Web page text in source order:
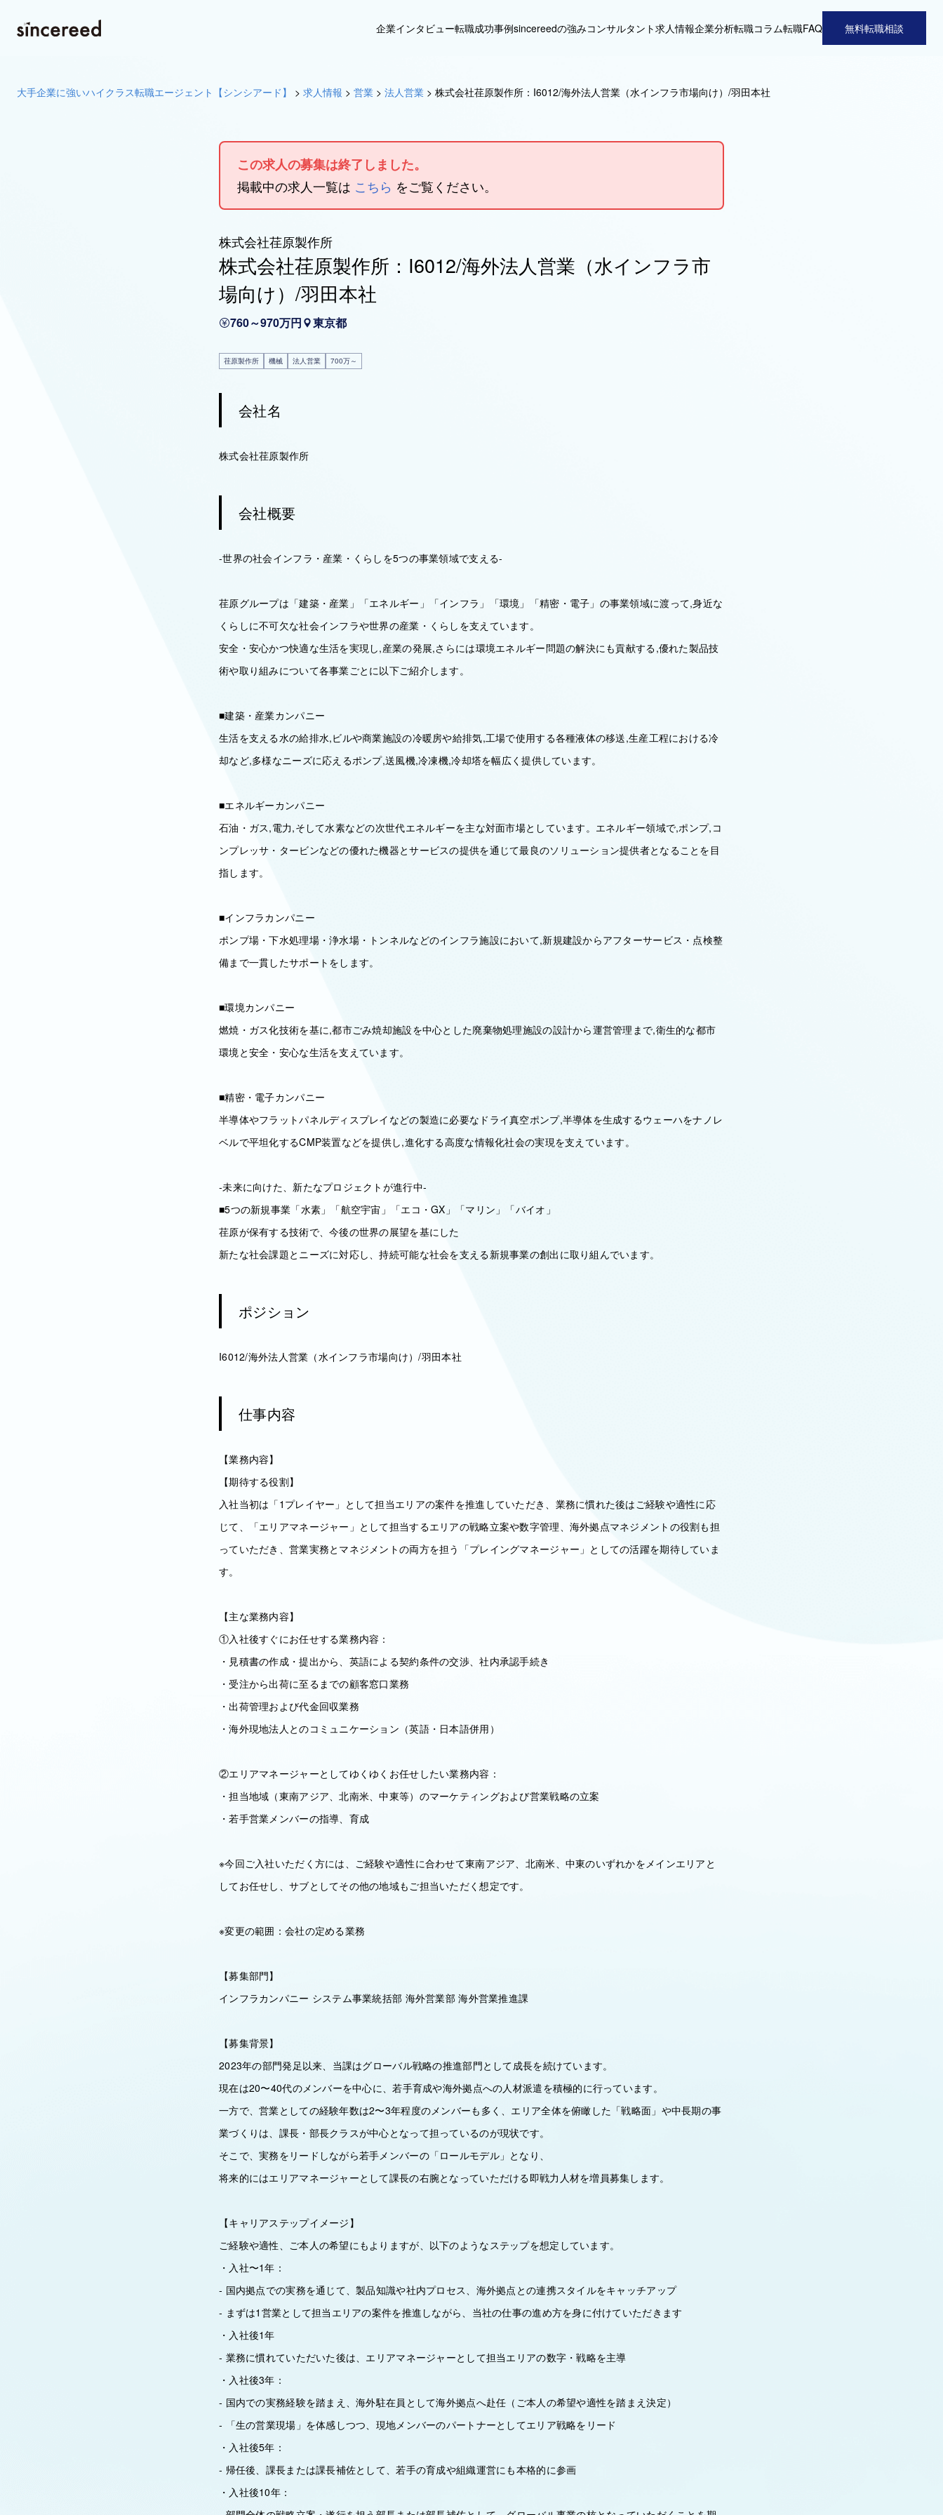
企業インタビュー転職成功事例sincereedの強みコンサルタント求人情報企業分析転職コラム転職FAQ 無料転職相談
大手企業に強いハイクラス転職エージェント【シンシアード】 > 求人情報 > 営業 > 法人営業 > 株式会社荏原製作所：I6012/海外法人営業（水インフラ市場向け）/羽田本社
この求人の募集は終了しました。
掲載中の求人一覧は こちら をご覧ください。
株式会社荏原製作所
株式会社荏原製作所：I6012/海外法人営業（水インフラ市
場向け）/羽田本社
760～970万円 東京都
荏原製作所 機械 法人営業 700万～
会社名
株式会社荏原製作所
会社概要
-世界の社会インフラ・産業・くらしを5つの事業領域で支える-
荏原グループは「建築・産業」「エネルギー」「インフラ」「環境」「精密・電子」の事業領域に渡って,身近な
くらしに不可欠な社会インフラや世界の産業・くらしを支えています。
安全・安心かつ快適な生活を実現し,産業の発展,さらには環境エネルギー問題の解決にも貢献する,優れた製品技
術や取り組みについて各事業ごとに以下ご紹介します。
■建築・産業カンパニー
生活を支える水の給排水,ビルや商業施設の冷暖房や給排気,工場で使用する各種液体の移送,生産工程における冷
却など,多様なニーズに応えるポンプ,送風機,冷凍機,冷却塔を幅広く提供しています。
■エネルギーカンパニー
石油・ガス,電力,そして水素などの次世代エネルギーを主な対面市場としています。エネルギー領域で,ポンプ,コ
ンプレッサ・タービンなどの優れた機器とサービスの提供を通じて最良のソリューション提供者となることを目
指します。
■インフラカンパニー
ポンプ場・下水処理場・浄水場・トンネルなどのインフラ施設において,新規建設からアフターサービス・点検整
備まで一貫したサポートをします。
■環境カンパニー
燃焼・ガス化技術を基に,都市ごみ焼却施設を中心とした廃棄物処理施設の設計から運営管理まで,衛生的な都市
環境と安全・安心な生活を支えています。
■精密・電子カンパニー
半導体やフラットパネルディスプレイなどの製造に必要なドライ真空ポンプ,半導体を生成するウェーハをナノレ
ベルで平坦化するCMP装置などを提供し,進化する高度な情報化社会の実現を支えています。
‐未来に向けた、新たなプロジェクトが進行中‐
■5つの新規事業「水素」「航空宇宙」「エコ・GX」「マリン」「バイオ」
荏原が保有する技術で、今後の世界の展望を基にした
新たな社会課題とニーズに対応し、持続可能な社会を支える新規事業の創出に取り組んでいます。
ポジション
I6012/海外法人営業（水インフラ市場向け）/羽田本社
仕事内容
【業務内容】
【期待する役割】
入社当初は「1プレイヤー」として担当エリアの案件を推進していただき、業務に慣れた後はご経験や適性に応
じて、「エリアマネージャー」として担当するエリアの戦略立案や数字管理、海外拠点マネジメントの役割も担
っていただき、営業実務とマネジメントの両方を担う「プレイングマネージャー」としての活躍を期待していま
す。
【主な業務内容】
①入社後すぐにお任せする業務内容：
・見積書の作成・提出から、英語による契約条件の交渉、社内承認手続き
・受注から出荷に至るまでの顧客窓口業務
・出荷管理および代金回収業務
・海外現地法人とのコミュニケーション（英語・日本語併用）
②エリアマネージャーとしてゆくゆくお任せしたい業務内容：
・担当地域（東南アジア、北南米、中東等）のマーケティングおよび営業戦略の立案
・若手営業メンバーの指導、育成
※今回ご入社いただく方には、ご経験や適性に合わせて東南アジア、北南米、中東のいずれかをメインエリアと
してお任せし、サブとしてその他の地域もご担当いただく想定です。
※変更の範囲：会社の定める業務
【募集部門】
インフラカンパニー システム事業統括部 海外営業部 海外営業推進課
【募集背景】
2023年の部門発足以来、当課はグローバル戦略の推進部門として成長を続けています。
現在は20〜40代のメンバーを中心に、若手育成や海外拠点への人材派遣を積極的に行っています。
一方で、営業としての経験年数は2〜3年程度のメンバーも多く、エリア全体を俯瞰した「戦略面」や中長期の事
業づくりは、課長・部長クラスが中心となって担っているのが現状です。
そこで、実務をリードしながら若手メンバーの「ロールモデル」となり、
将来的にはエリアマネージャーとして課長の右腕となっていただける即戦力人材を増員募集します。
【キャリアステップイメージ】
ご経験や適性、ご本人の希望にもよりますが、以下のようなステップを想定しています。
・入社〜1年：
‐ 国内拠点での実務を通じて、製品知識や社内プロセス、海外拠点との連携スタイルをキャッチアップ
‐ まずは1営業として担当エリアの案件を推進しながら、当社の仕事の進め方を身に付けていただきます
・入社後1年
‐ 業務に慣れていただいた後は、エリアマネージャーとして担当エリアの数字・戦略を主導
・入社後3年：
‐ 国内での実務経験を踏まえ、海外駐在員として海外拠点へ赴任（ご本人の希望や適性を踏まえ決定）
‐ 「生の営業現場」を体感しつつ、現地メンバーのパートナーとしてエリア戦略をリード
・入社後5年：
‐ 帰任後、課長または課長補佐として、若手の育成や組織運営にも本格的に参画
・入社後10年：